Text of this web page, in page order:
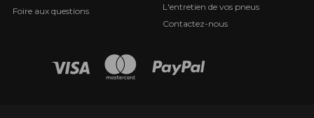
Foire aux questions
L'entretien de vos pneus
Contactez-nous